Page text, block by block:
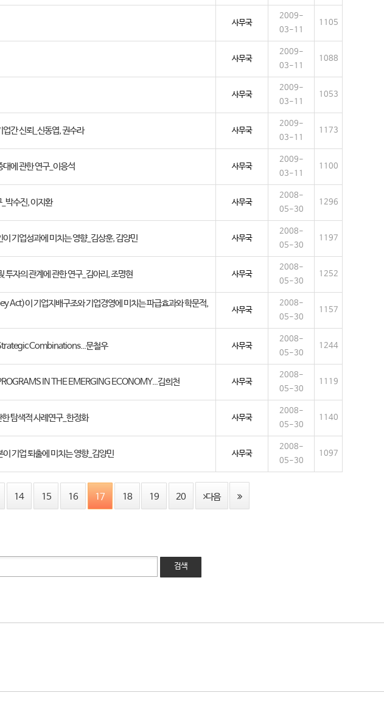
사무국
2009-
03-11
1105
사무국
2009-
03-11
1088
사무국
2009-
03-11
1053
간 신뢰_신동엽, 권수라 사무국
2009-
03-11
1173
에 관한 연구_이응석 사무국
2009-
03-11
1100
박수진, 이지환 사무국
2008-
05-30
1296
기업성과에 미치는 영향_김상훈, 김양민 사무국
2008-
05-30
1197
자의 관계에 관한 연구_김아리, 조명현 사무국
2008-
05-30
1252
이 기업지배구조와 기업경영에 미치는 파급효과와 학문적,
사무국
2008-
05-30
1157
Combinations...문철우 사무국
2008-
05-30
1244
IN THE EMERGING ECONOMY...김희천 사무국
2008-
05-30
1119
탐색적 사례연구_한정화 사무국
2008-
05-30
1140
기업 퇴출에 미치는 영향_김양민 사무국
2008-
05-30
1097
14 15 16 17 18 19 20 다음
검색